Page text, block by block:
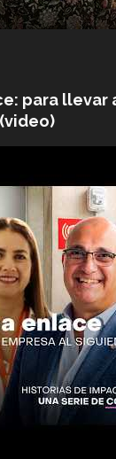
para llevar